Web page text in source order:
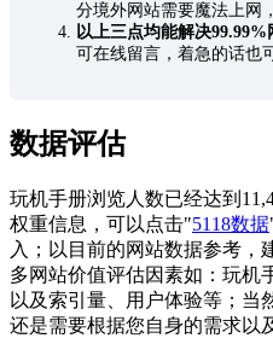
分境外网站需要魔法上网
以上三点均能解决99.99%
可在线留言，着急的话也
数据评估
玩机手册浏览人数已经达到
权重信息，可以点击"5118数据
入；以目前的网站数据参考，
多网站价值评估因素如：玩机
以及索引量、用户体验等；当
还是需要根据您自身的需求以